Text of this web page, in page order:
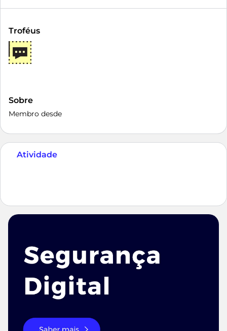
Troféus
Sobre
Membro desde
Atividade